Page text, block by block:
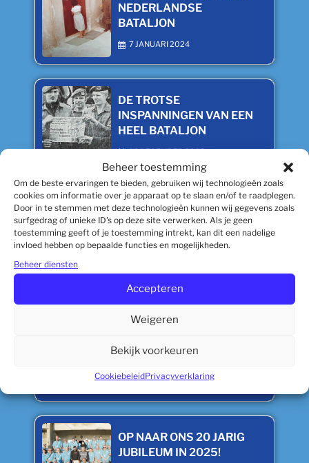
Beheer toestemming
Om de beste ervaringen te bieden, gebruiken wij technologieën zoals
cookies om informatie over je apparaat op te slaan en/of te raadplegen.
Door in te stemmen met deze technologieën kunnen wij gegevens zoals
surfgedrag of unieke ID's op deze site verwerken. Als je geen
toestemming geeft of je toestemming intrekt, kan dit een nadelige
invloed hebben op bepaalde functies en mogelijkheden.
Beheer diensten
Accepteren
Weigeren
Bekijk voorkeuren
CookiebeleidPrivacyverklaring
NEDERLANDSE
BATALJON
7 JANUARI 2024
DE TROTSE
INSPANNINGEN VAN EEN
HEEL BATALJON
28 DECEMBER 2023
Het Weeshuis In Tibnin, De
Ontstaansgeschiedenis
18 DECEMBER 2023
Help De Meisjes In ‘ons’
De Winter Door
OP NAAR ONS 20 JARIG
JUBILEUM IN 2025!